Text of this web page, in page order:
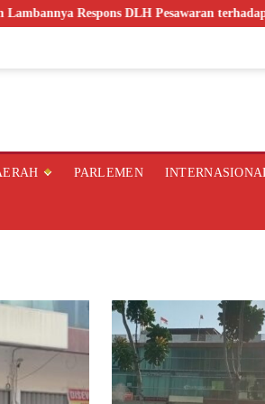
Respons DLH Pesawaran terhadap Dugaan
PARLEMEN